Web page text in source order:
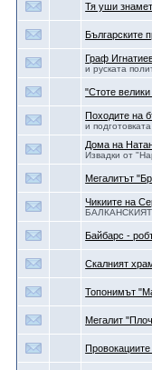
Тя уши
Българските
Граф
и руската
"Стоте
Походите на
и
Дома на
Извадки от
Мегалитът
Чикиите на
Байбарс -
Скалният
Топонимът
Мегалит